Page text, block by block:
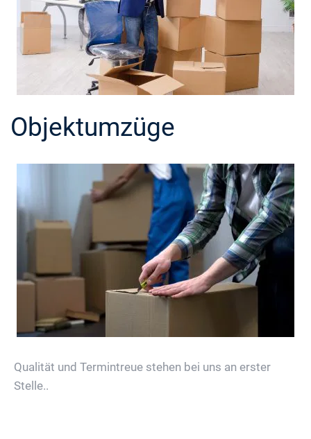
Objektumzüge
Qualität und Termintreue stehen bei uns an erster
Stelle..